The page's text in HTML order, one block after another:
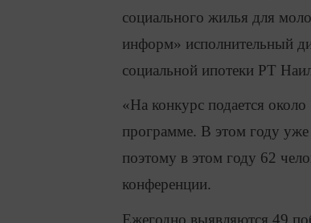
социального жилья для
информ» исполнительный
социальной ипотеки РТ
«На конкурс подается
программе. В этом году
поэтому в этом году 62
конференции.
Ежегодно выявляются 49